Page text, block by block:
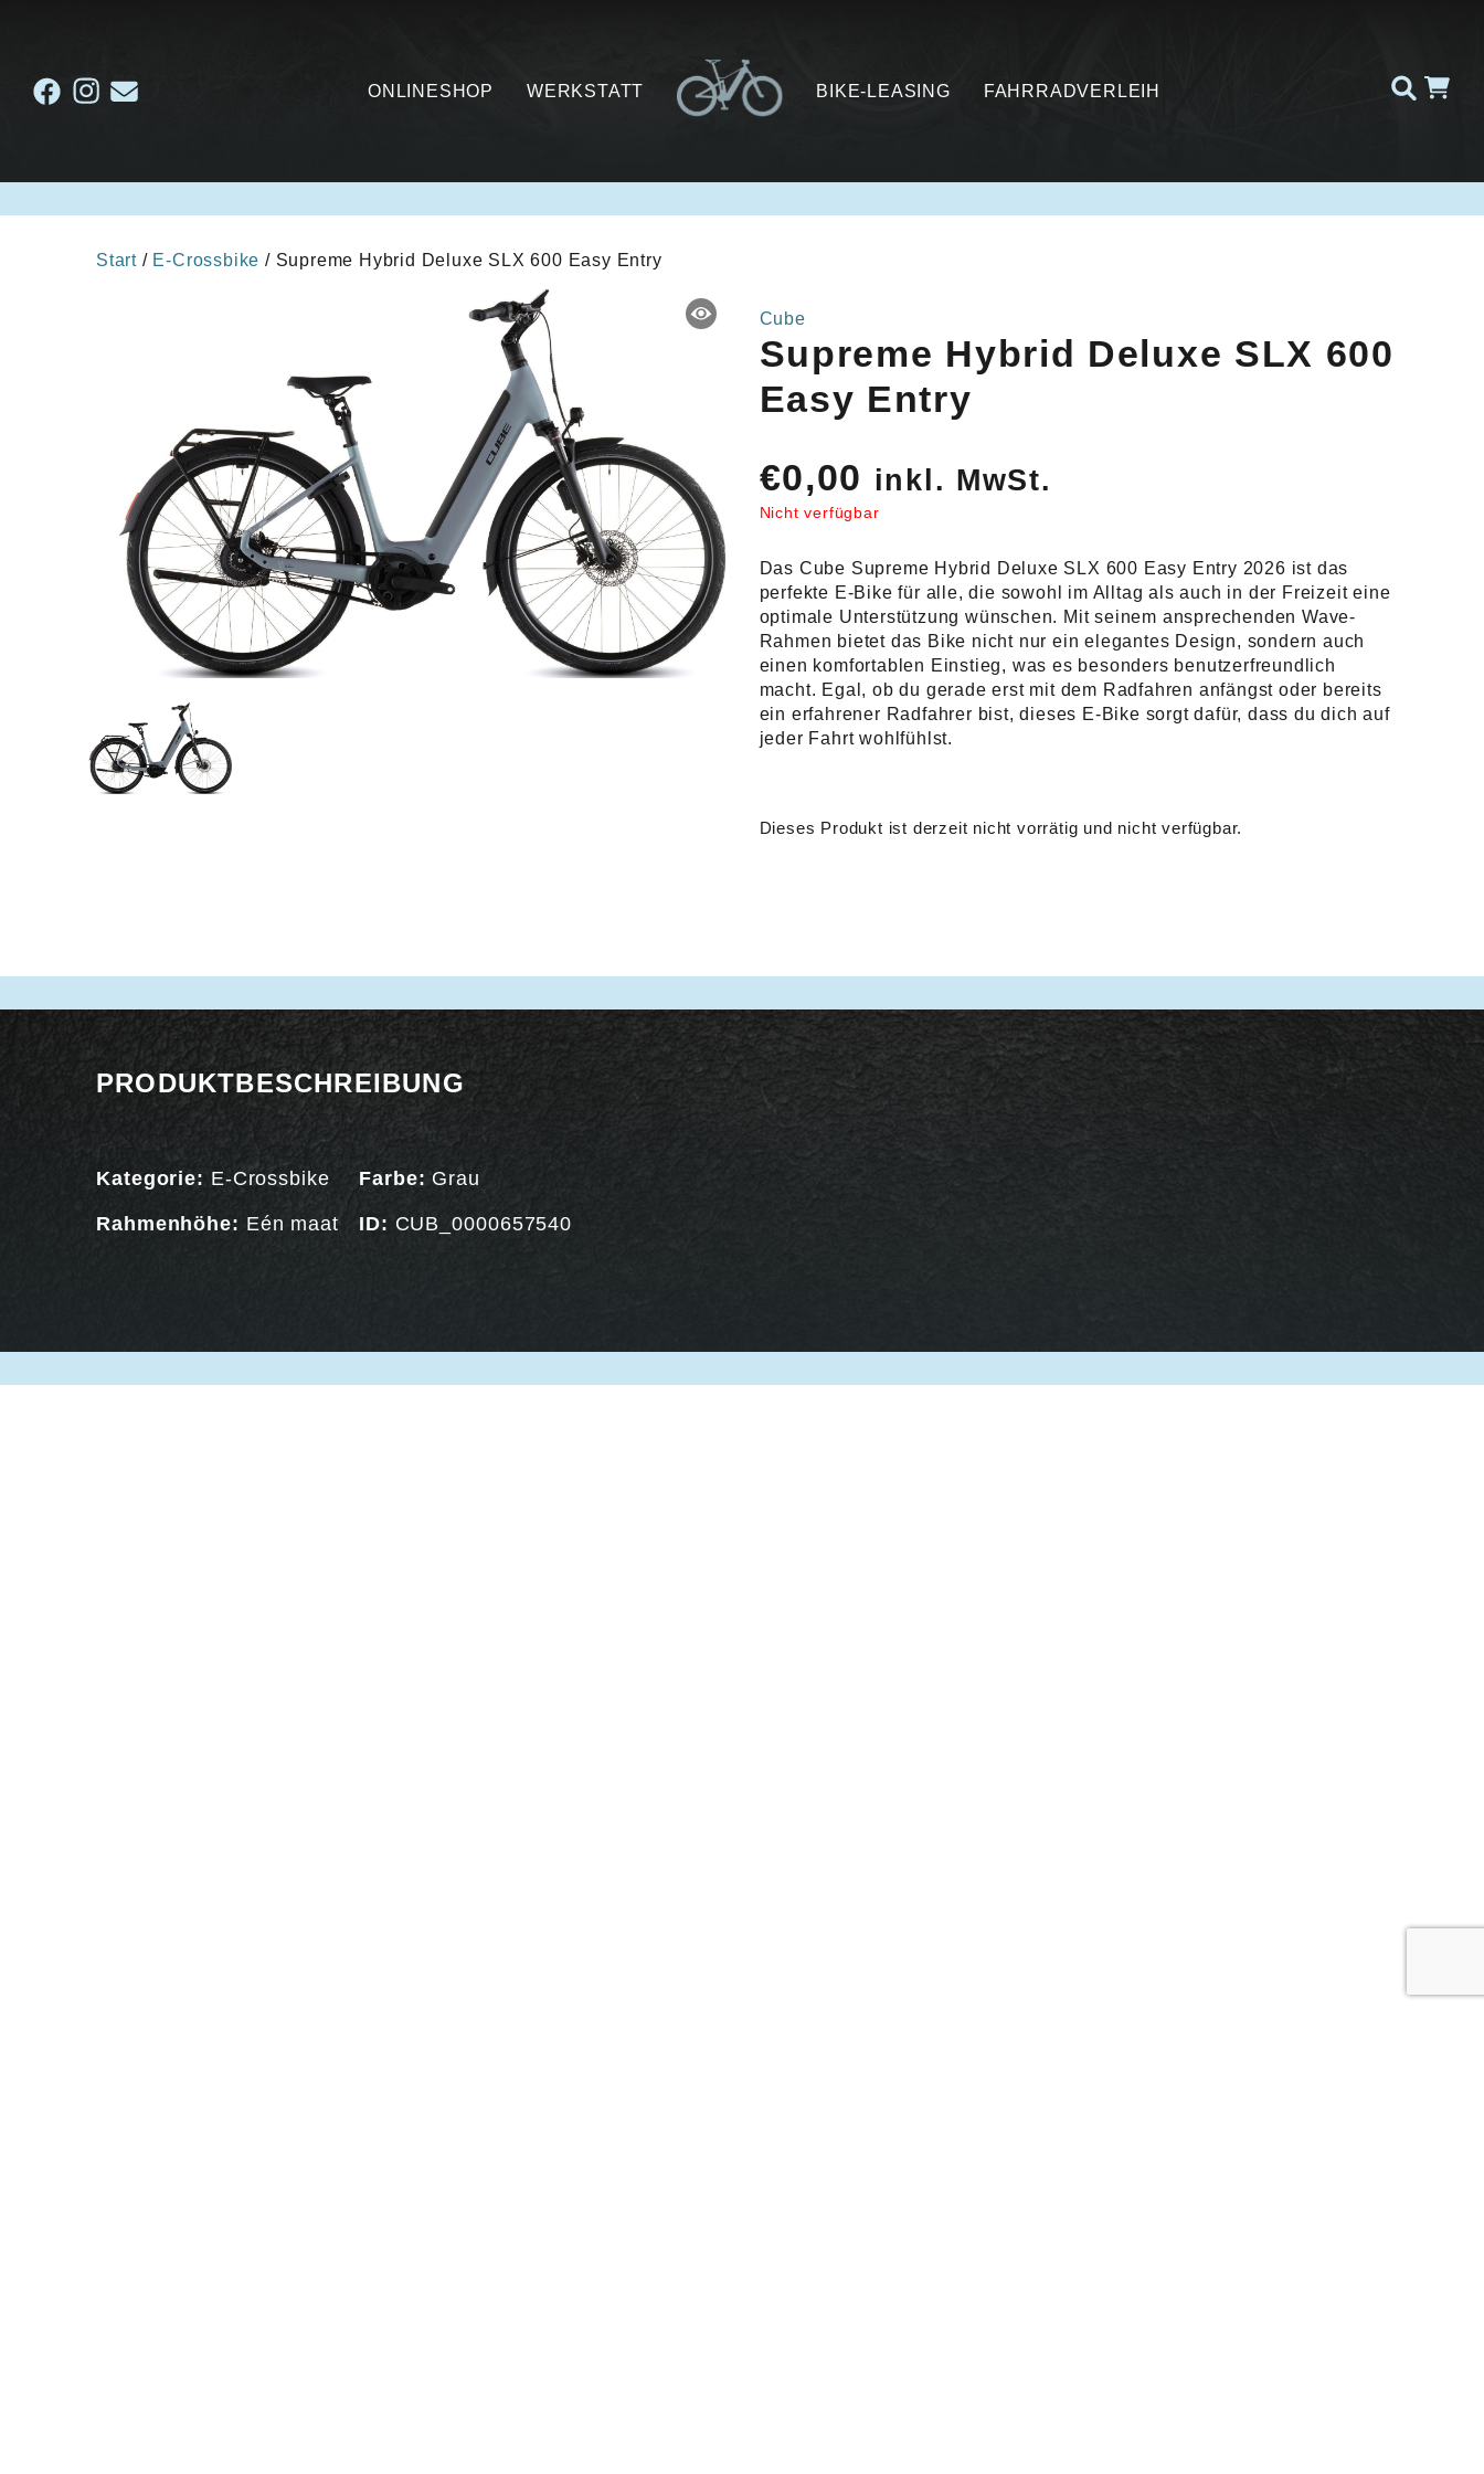
ONLINESHOP WERKSTATT BIKE-LEASING FAHRRADVERLEIH
Start / E-Crossbike / Supreme Hybrid Deluxe SLX 600 Easy Entry
Cube
Supreme Hybrid Deluxe SLX 600
Easy Entry
€0,00 inkl. MwSt.
Nicht verfügbar
Das Cube Supreme Hybrid Deluxe SLX 600 Easy Entry 2026 ist das
perfekte E-Bike für alle, die sowohl im Alltag als auch in der Freizeit eine
optimale Unterstützung wünschen. Mit seinem ansprechenden Wave-
Rahmen bietet das Bike nicht nur ein elegantes Design, sondern auch
einen komfortablen Einstieg, was es besonders benutzerfreundlich
macht. Egal, ob du gerade erst mit dem Radfahren anfängst oder bereits
ein erfahrener Radfahrer bist, dieses E-Bike sorgt dafür, dass du dich auf
jeder Fahrt wohlfühlst.
Dieses Produkt ist derzeit nicht vorrätig und nicht verfügbar.
PRODUKTBESCHREIBUNG
Kategorie: E-Crossbike
Rahmenhöhe: Eén maat
Farbe: Grau
ID: CUB_0000657540